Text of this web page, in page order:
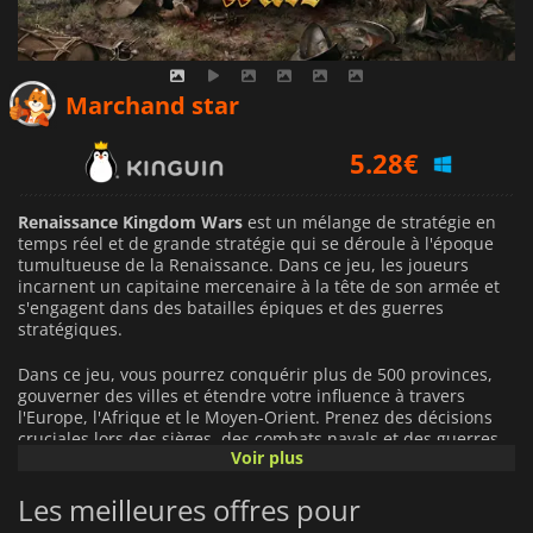
Marchand star
5.28€
12.99€
Renaissance Kingdom Wars est un mélange de stratégie en
temps réel et de grande stratégie qui se déroule à l'époque
tumultueuse de la Renaissance. Dans ce jeu, les joueurs
incarnent un capitaine mercenaire à la tête de son armée et
s'engagent dans des batailles épiques et des guerres
stratégiques.
Dans ce jeu, vous pourrez conquérir plus de 500 provinces,
gouverner des villes et étendre votre influence à travers
l'Europe, l'Afrique et le Moyen-Orient. Prenez des décisions
cruciales lors des sièges, des combats navals et des guerres
de campagne, et adaptez vos tactiques à l'évolution de
révolutionnaires.
Voir plus
Les meilleures offres pour